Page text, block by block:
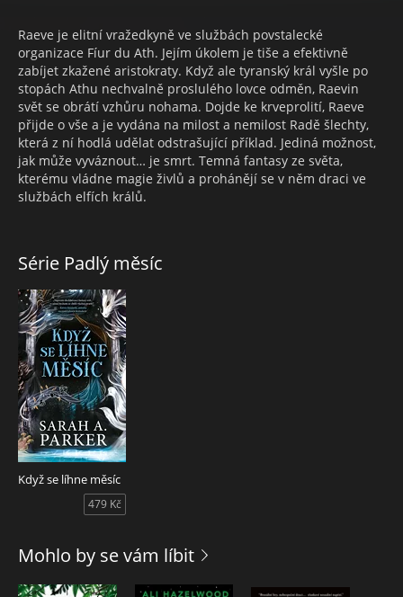
Raeve je elitní vražedkyně ve službách povstalecké
organizace Fíur du Ath. Jejím úkolem je tiše a efektivně
zabíjet zkažené aristokraty. Když ale tyranský král vyšle po
stopách Athu nechvalně proslulého lovce odměn, Raevin
svět se obrátí vzhůru nohama. Dojde ke krveprolití, Raeve
přijde o vše a je vydána na milost a nemilost Radě šlechty,
která z ní hodlá udělat odstrašující příklad. Jediná možnost,
jak může vyváznout… je smrt. Temná fantasy ze světa,
kterému vládne magie živlů a prohánějí se v něm draci ve
službách elfích králů.
Série Padlý měsíc
Když se líhne měsíc
479 Kč
Mohlo by se vám líbit